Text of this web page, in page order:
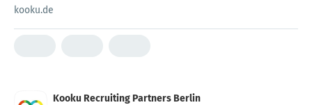
kooku.de
Kooku Recruiting Partners Berlin